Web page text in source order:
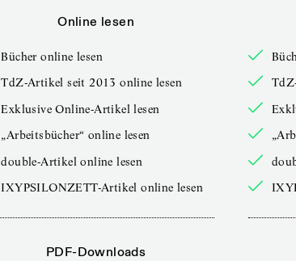
Online lesen
Bücher online lesen
TdZ-Artikel seit 2013 online lesen
Exklusive Online-Artikel lesen
„Arbeitsbücher“ online lesen
double-Artikel online lesen
IXYPSILONZETT-Artikel online lesen
PDF-Downloads